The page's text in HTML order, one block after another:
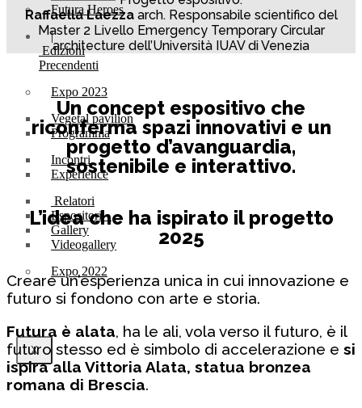
Futura Heroes
|
Edizioni
Precendenti
Expo 2023
Vegetal pavilion
Programma
Incontri
Experience
Relatori
Espositori
Gallery
Videogallery
Expo 2022
X
Raffaella Laezzaarch. Responsabile scientifico del
Master 2 Livello Emergency Temporary Circular
architecture dell’Università IUAV di Venezia
Un concept espositivo che
riconferma spazi innovativi e un
progetto d’avanguardia,
sostenibile e interattivo.
L’idea che ha ispirato il progetto
2025
Creare un’esperienza unica in cui innovazione e
futuro si fondono con arte e storia.
Futura è alata, ha le ali, vola verso il futuro, è il
futuro stesso ed è simbolo di accelerazione e si
ispira alla Vittoria Alata, statua bronzea
romana di Brescia.